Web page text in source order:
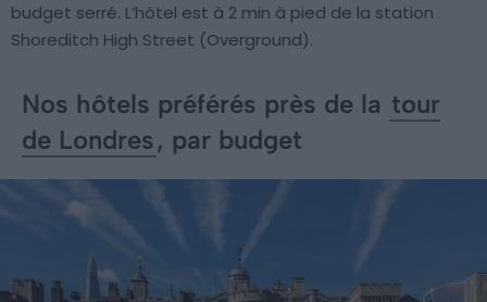
budget serré. L’hôtel est à 2 min à pied de la station
Shoreditch High Street (Overground).
Nos hôtels préférés près de la tour
de Londres, par budget